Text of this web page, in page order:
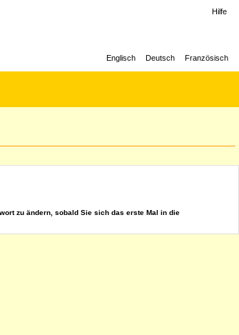
Hilfe
Englisch Deutsch Französisch
zu ändern, sobald Sie sich das erste Mal in die